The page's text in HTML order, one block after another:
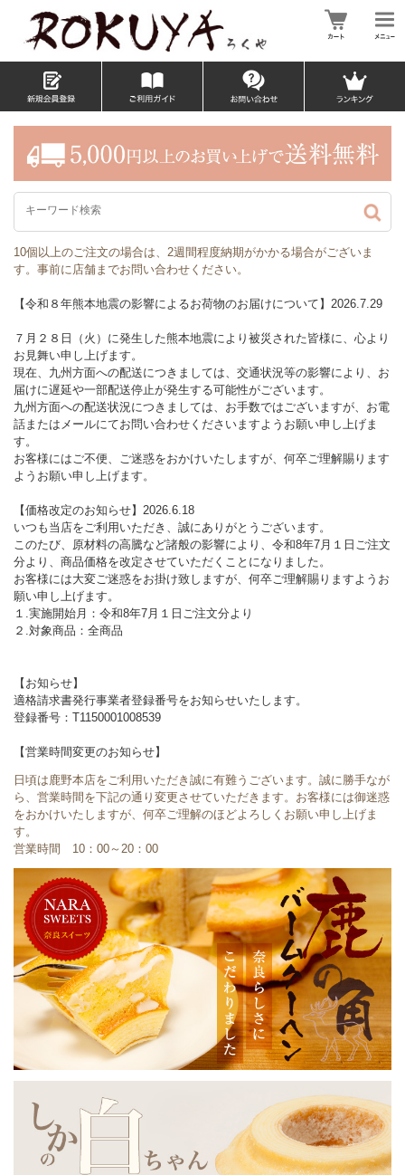
10個以上のご注⽂の場合は、2週間程度納期がかかる場合がございま
す。事前に店舗までお問い合わせください。
【令和８年熊本地震の影響によるお荷物のお届けについて】2026.7.29
７月２８日（火）に発生した熊本地震により被災された皆様に、心より
お見舞い申し上げます。
現在、九州方面への配送につきましては、交通状況等の影響により、お
届けに遅延や一部配送停止が発生する可能性がございます。
九州方面への配送状況につきましては、お手数ではございますが、お電
話またはメールにてお問い合わせくださいますようお願い申し上げま
す。
お客様にはご不便、ご迷惑をおかけいたしますが、何卒ご理解賜ります
ようお願い申し上げます。
【価格改定のお知らせ】2026.6.18
いつも当店をご利用いただき、誠にありがとうございます。
このたび、原材料の高騰など諸般の影響により、令和8年7月１日ご注文
分より、商品価格を改定させていただくことになりました。
お客様には大変ご迷惑をお掛け致しますが、何卒ご理解賜りますようお
願い申し上げます。
１.実施開始月：令和8年7月１日ご注文分より
２.対象商品：全商品
【お知らせ】
適格請求書発行事業者登録番号をお知らせいたします。
登録番号：T1150001008539
【営業時間変更のお知らせ】
日頃は鹿野本店をご利用いただき誠に有難うございます。誠に勝手なが
ら、営業時間を下記の通り変更させていただきます。お客様には御迷惑
をおかけいたしますが、何卒ご理解のほどよろしくお願い申し上げま
す。
営業時間 10：00～20：00